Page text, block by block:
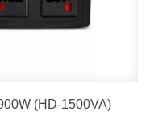
(HD-1500VA)